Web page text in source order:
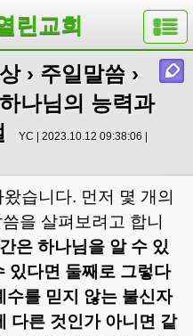
린교회
› 주일말씀 ›
나님의 능력과
YC | 2023.10.12 09:38:06 |
왔습니다. 먼저 몇 개의
을 살펴보려고 합니
은 하나님을 알 수 있
있다면 둘째로 그렇다
수를 믿지 않는 불신자
다른 것인가 아니면 같